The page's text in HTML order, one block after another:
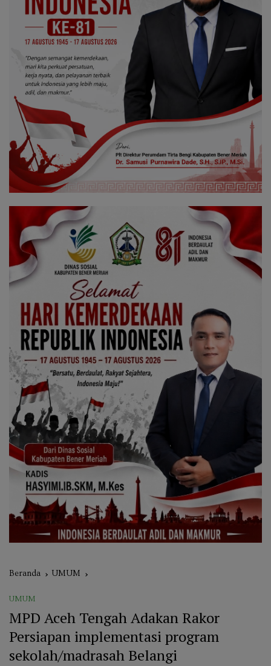
Beranda UMUM
UMUM
MPD Aceh Tengah Adakan Rakor
Persiapan implementasi program
sekolah/madrasah Belangi